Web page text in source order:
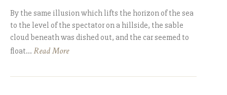
By the same illusion which lifts the horizon of the sea
to the level of the spectator on a hillside, the sable
cloud beneath was dished out, and the car seemed to
float... Read More